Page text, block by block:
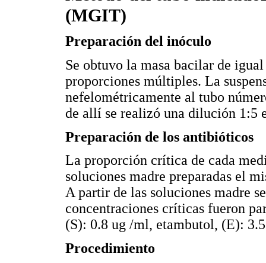
(MGIT)
Preparación del inóculo
Se obtuvo la masa bacilar de
proporciones múltiples. La
nefelométricamente al tubo
de allí se realizó una dilución 1:5
Preparación de los antibióticos
La proporción crítica de cada
soluciones madre preparadas el
A partir de las soluciones madre
concentraciones críticas fueron
(S): 0.8 ug /ml, etambutol, (E):
Procedimiento